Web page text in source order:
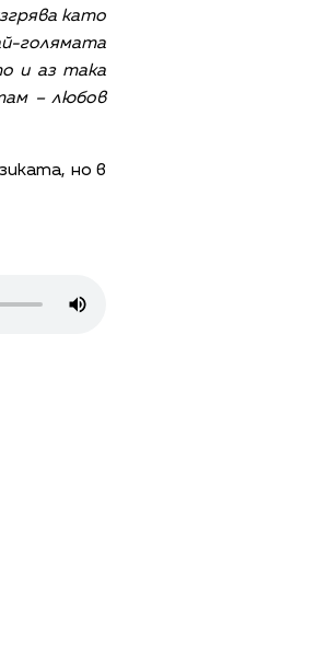
като
голямата
и аз така
– любов
но в